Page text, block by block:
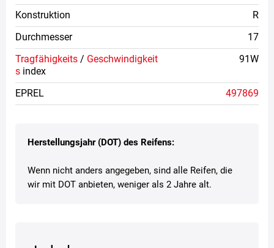
Herstellungsjahr (DOT) des Reifens:
Wenn nicht anders angegeben, sind alle Reifen, die
wir mit DOT anbieten, weniger als 2 Jahre alt.
Konstruktion
R
Durchmesser
17
Tragfähigkeits / Geschwindigkeit
s index
91W
EPREL 497869